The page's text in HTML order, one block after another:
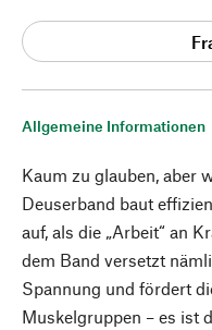
Allgemeine Informationen
Kaum zu glauben, aber
Deuserband baut
auf, als die „Arbeit“ an
dem Band versetzt
Spannung und fördert
Muskelgruppen – es ist